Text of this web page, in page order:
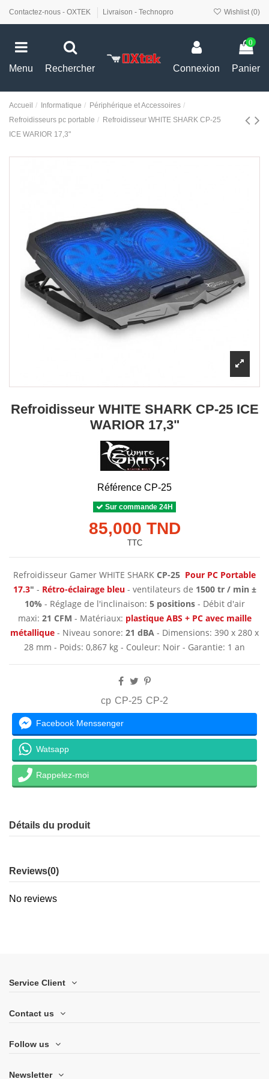
Contactez-nous - OXTEK Livraison - Technopro Wishlist (0)
Menu Rechercher Connexion
0
Panier
Accueil Informatique
Périphérique et Accessoires
Refroidisseurs pc portable
Refroidisseur WHITE SHARK CP-25
ICE WARIOR 17,3"
Refroidisseur WHITE SHARK CP-25 ICE
WARIOR 17,3"
Référence CP-25
Sur commande 24H
85,000 TND
TTC
Refroidisseur Gamer WHITE SHARK CP-25 Pour PC Portable
17.3" - Rétro-éclairage bleu- ventilateurs de 1500 tr / min ±
10% - Réglage de l'inclinaison: 5 positions- Débit d'air
maxi: 21 CFM - Matériaux: plastique ABS + PC avec maille
métallique - Niveau sonore: 21 dBA - Dimensions: 390 x 280 x
28 mm - Poids: 0,867 kg - Couleur: Noir - Garantie: 1 an
cp CP-25 CP-2
Facebook Menssenger
Watsapp
Rappelez-moi
Détails du produit
Reviews(0)
No reviews
Service Client
Contact us
Follow us
Newsletter